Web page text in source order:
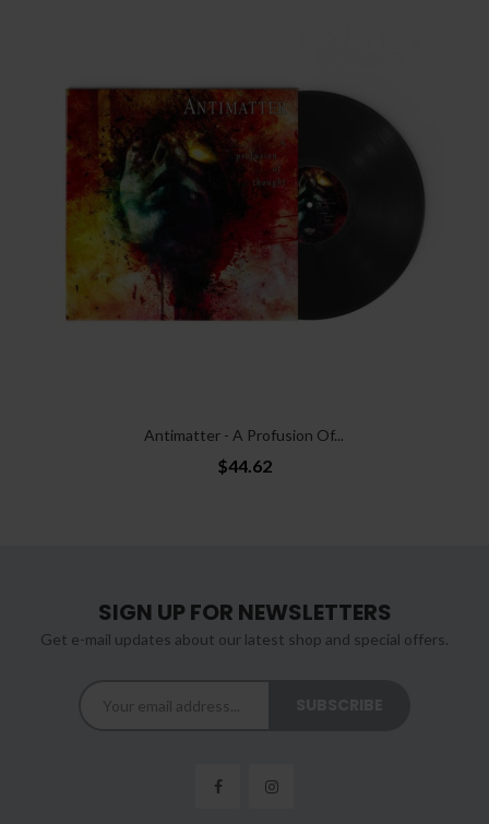
Antimatter - A Profusion Of...
$44.62
SIGN UP FOR NEWSLETTERS
Get e-mail updates about our latest shop and special offers.